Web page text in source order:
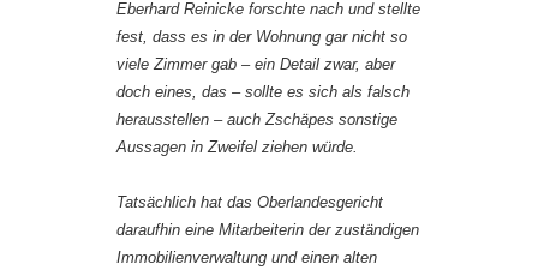
Eberhard Reinicke forschte nach und stellte
fest, dass es in der Wohnung gar nicht so
viele Zimmer gab – ein Detail zwar, aber
doch eines, das – sollte es sich als falsch
herausstellen – auch Zschäpes sonstige
Aussagen in Zweifel ziehen würde.
Tatsächlich hat das Oberlandesgericht
daraufhin eine Mitarbeiterin der zuständigen
Immobilienverwaltung und einen alten